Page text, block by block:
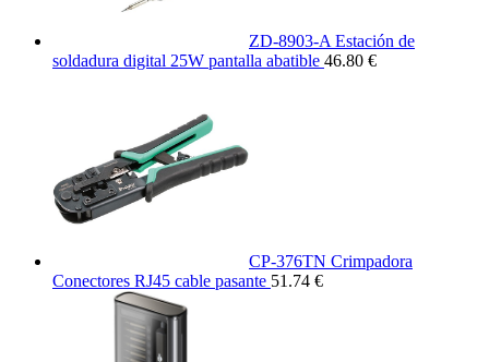
ZD-8903-A Estación de
soldadura digital 25W pantalla abatible 46.80 €
CP-376TN Crimpadora
Conectores RJ45 cable pasante 51.74 €